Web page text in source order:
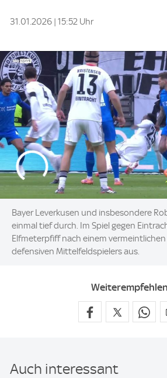
31.01.2026 | 15:52 Uhr
Bayer Leverkusen und insbesondere
einmal tief durch. Im Spiel gegen
Elfmeterpfiff nach einem
defensiven Mittelfeldspielers aus.
Auch interessant